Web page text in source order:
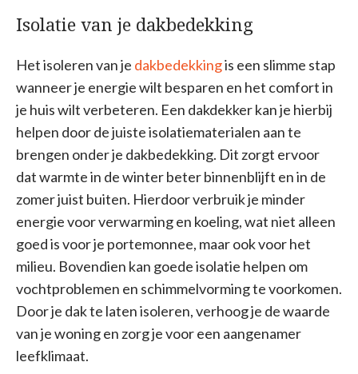
Isolatie van je dakbedekking
Het isoleren van je dakbedekkingis een slimme stap
wanneer je energie wilt besparen en het comfort in
je huis wilt verbeteren. Een dakdekker kan je hierbij
helpen door de juiste isolatiematerialen aan te
brengen onder je dakbedekking. Dit zorgt ervoor
dat warmte in de winter beter binnenblijft en in de
zomer juist buiten. Hierdoor verbruik je minder
energie voor verwarming en koeling, wat niet alleen
goed is voor je portemonnee, maar ook voor het
milieu. Bovendien kan goede isolatie helpen om
vochtproblemen en schimmelvorming te voorkomen.
Door je dak te laten isoleren, verhoog je de waarde
van je woning en zorg je voor een aangenamer
leefklimaat.